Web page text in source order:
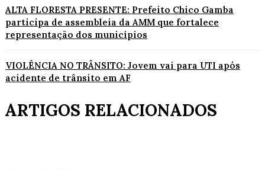
ALTA FLORESTA PRESENTE: Prefeito Chico Gamba
participa de assembleia da AMM que fortalece
representação dos municípios
VIOLÊNCIA NO TRÂNSITO: Jovem vai para UTI após
acidente de trânsito em AF
ARTIGOS RELACIONADOS